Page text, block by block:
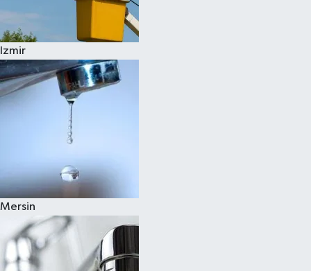
Izmir
Mersin